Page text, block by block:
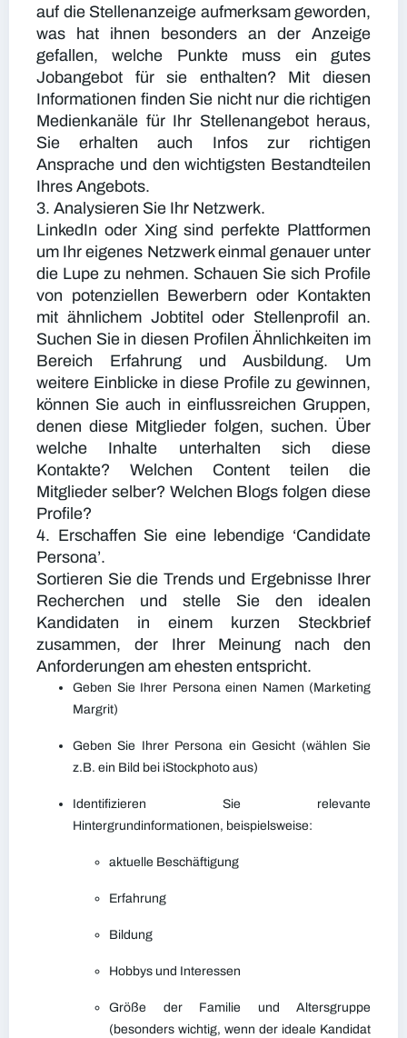
auf die Stellenanzeige aufmerksam geworden,
was hat ihnen besonders an der Anzeige
gefallen, welche Punkte muss ein gutes
Jobangebot für sie enthalten? Mit diesen
Informationen finden Sie nicht nur die richtigen
Medienkanäle für Ihr Stellenangebot heraus,
Sie erhalten auch Infos zur richtigen
Ansprache und den wichtigsten Bestandteilen
Ihres Angebots.
3. Analysieren Sie Ihr Netzwerk.
LinkedIn oder Xing sind perfekte Plattformen
um Ihr eigenes Netzwerk einmal genauer unter
die Lupe zu nehmen. Schauen Sie sich Profile
von potenziellen Bewerbern oder Kontakten
mit ähnlichem Jobtitel oder Stellenprofil an.
Suchen Sie in diesen Profilen Ähnlichkeiten im
Bereich Erfahrung und Ausbildung. Um
weitere Einblicke in diese Profile zu gewinnen,
können Sie auch in einflussreichen Gruppen,
denen diese Mitglieder folgen, suchen. Über
welche Inhalte unterhalten sich diese
Kontakte? Welchen Content teilen die
Mitglieder selber? Welchen Blogs folgen diese
Profile?
4. Erschaffen Sie eine lebendige ‘Candidate
Persona’.
Sortieren Sie die Trends und Ergebnisse Ihrer
Recherchen und stelle Sie den idealen
Kandidaten in einem kurzen Steckbrief
zusammen, der Ihrer Meinung nach den
Anforderungen am ehesten entspricht.
Geben Sie Ihrer Persona einen Namen (Marketing
Margrit)
Geben Sie Ihrer Persona ein Gesicht (wählen Sie
z.B. ein Bild bei iStockphoto aus)
Identifizieren Sie relevante
Hintergrundinformationen, beispielsweise:
aktuelle Beschäftigung
Erfahrung
Bildung
Hobbys und Interessen
Größe der Familie und Altersgruppe
(besonders wichtig, wenn der ideale Kandidat